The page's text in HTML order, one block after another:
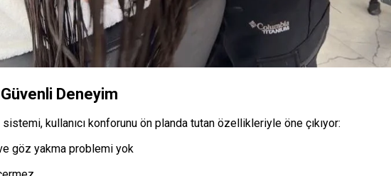
Deneyim
kullanıcı konforunu ön planda tutan özellikleriyle öne çıkıyor:
göz yakma problemi yok